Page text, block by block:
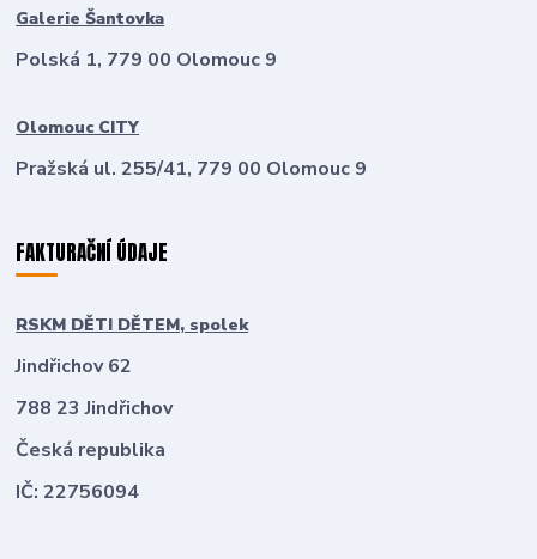
Galerie Šantovka
Polská 1, 779 00 Olomouc 9
Olomouc CITY
Pražská ul. 255/41, 779 00 Olomouc 9
FAKTURAČNÍ ÚDAJE
RSKM DĚTI DĚTEM, spolek
Jindřichov 62
788 23 Jindřichov
Česká republika
IČ: 22756094